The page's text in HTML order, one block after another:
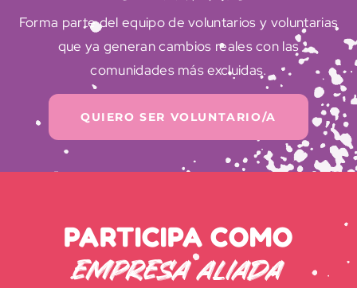
Forma parte del equipo de voluntarios y voluntarias
que ya generan cambios reales con las
comunidades más excluidas.
QUIERO SER VOLUNTARIO/A
PARTICIPA COMO
EMPRESA ALIADA